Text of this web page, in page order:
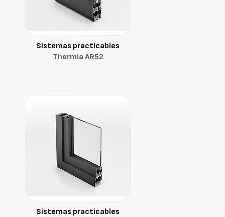
Sistemas practicables
Thermia AR52
Sistemas practicables